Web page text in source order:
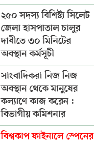
২৫০ সদস্য বিশিষ্ট্য সিলেট
জেলা হাসপাতাল চালুর
দাবীতে ৩০ মিনিটের
অবস্থান কর্মসূচী
সাংবাদিকরা নিজ নিজ
অবস্থান থেকে মানুষের
কল্যাণে কাজ করেন :
বিভাগীয় কমিশনার
বিশ্বকাপ ফাইনালে স্পেনের